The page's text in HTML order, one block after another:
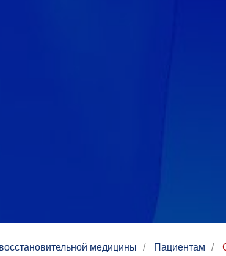
медицины / Пациентам /